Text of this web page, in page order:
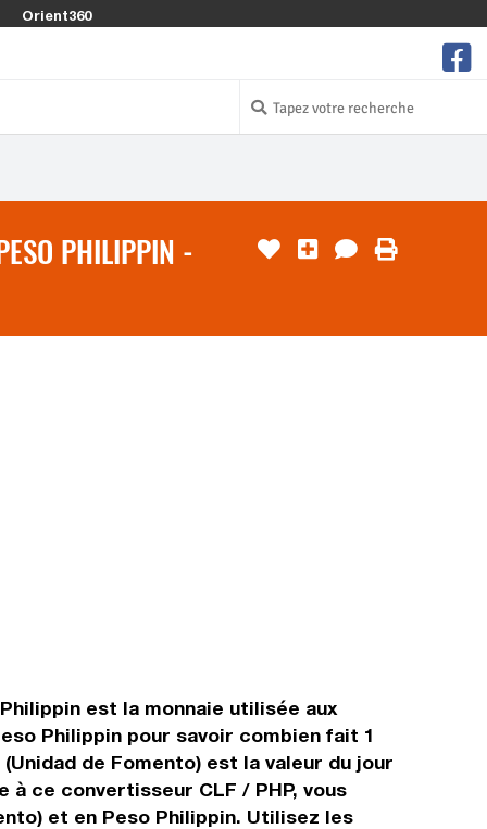
Orient360
PHILIPPIN -
est la monnaie utilisée aux
Philippin pour savoir combien fait 1
de Fomento) est la valeur du jour
à ce convertisseur CLF / PHP, vous
et en Peso Philippin. Utilisez les